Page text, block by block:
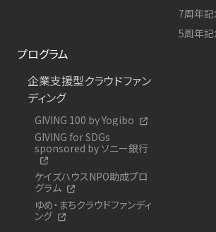
7周年記
5周年記
プログラム
企業支援型クラウドファン
ディング
GIVING 100 by Yogibo
GIVING for SDGs
sponsored by ソニー銀行
ケイズハウスNPO助成プロ
グラム
ゆめ・まちクラウドファンディ
ング